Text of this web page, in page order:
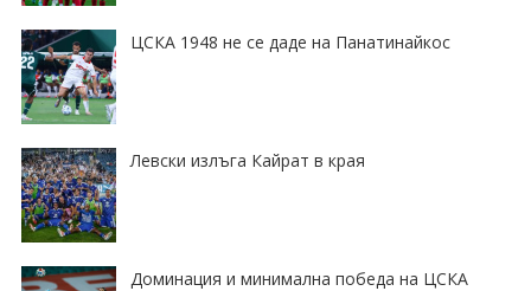
ЦСКА 1948 не се даде на Панатинайкос
Левски излъга Кайрат в края
Доминация и минимална победа на ЦСКА